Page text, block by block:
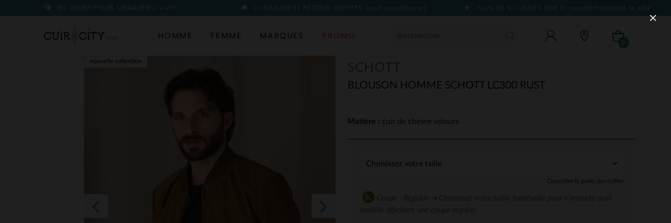
90 JOURS POUR CHANGER D'AVIS LIVRAISON ET RETOUR OFFERTS (voir conditions) PLUS DE 9 CLIENTS SUR 10 recommandent le site
HOMME FEMME MARQUES PROMO
0
SCHOTT
BLOUSON HOMME SCHOTT LC300 RUST
nouvelle collection
Matière : cuir de chèvre velours
Consulter le guide des tailles
Coupe : Regular ➔ Choisissez votre taille habituelle pour n'importe quel
modèle affichant une coupe regular.